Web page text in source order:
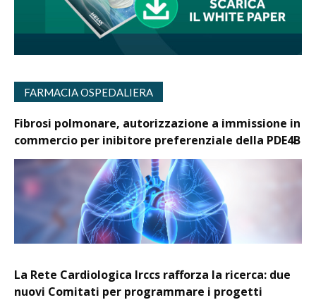
FARMACIA OSPEDALIERA
Fibrosi polmonare, autorizzazione a immissione in
commercio per inibitore preferenziale della PDE4B
La Rete Cardiologica Irccs rafforza la ricerca: due
nuovi Comitati per programmare i progetti